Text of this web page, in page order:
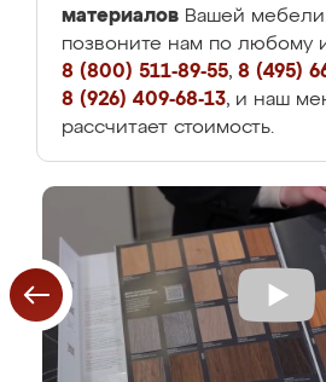
материалов Вашей
позвоните нам по любому
8 (800) 511-89-55, 8 (495)
8 (926) 409-68-13, и наш
рассчитает стоимость.